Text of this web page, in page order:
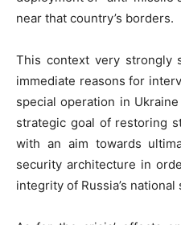
near that country’s borders.
This context very strongly
immediate reasons for
special operation in
strategic goal of restoring
with an aim towards
security architecture in
integrity of Russia’s